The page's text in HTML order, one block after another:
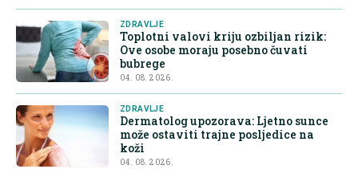
ZDRAVLJE
Toplotni valovi kriju ozbiljan rizik:
Ove osobe moraju posebno čuvati
bubrege
04. 08. 2026.
ZDRAVLJE
Dermatolog upozorava: Ljetno sunce
može ostaviti trajne posljedice na
koži
04. 08. 2026.